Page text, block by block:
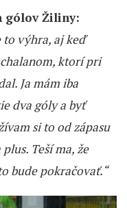
gólov Žiliny:
to výhra, aj keď
ktorí pri
Ja mám iba
dva góly a byť
si to od zápasu
Teší ma, že
bude pokračovať.“